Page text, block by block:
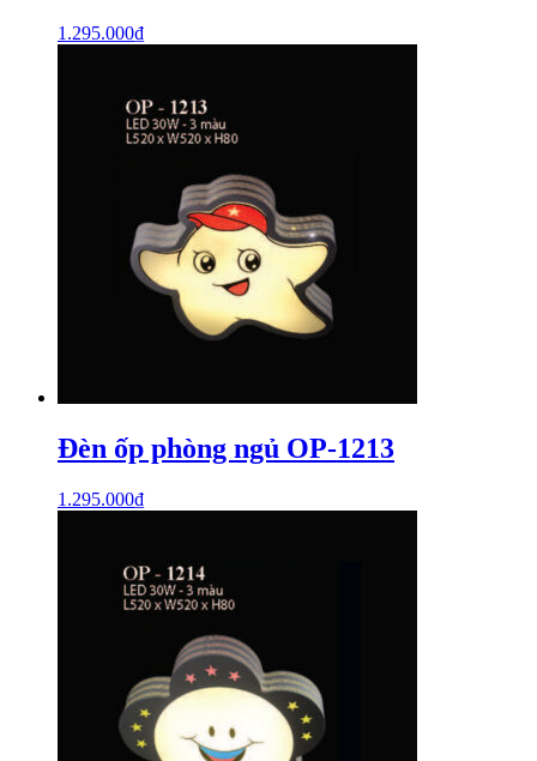
1.295.000₫
Đèn ốp phòng ngủ OP-1213
1.295.000₫